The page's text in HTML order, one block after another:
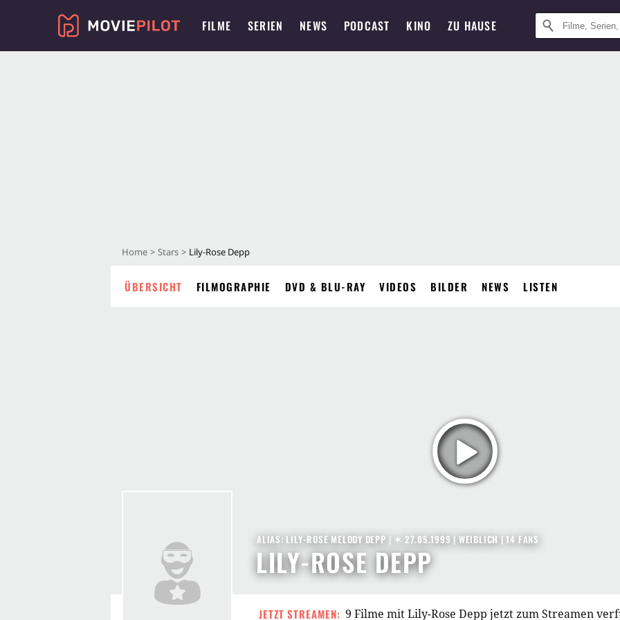
FILME SERIEN NEWS PODCAST KINO ZU HAUSE
Home Stars Lily-Rose Depp
ÜBERSICHT FILMOGRAPHIE DVD & BLU-RAY VIDEOS BILDER NEWS LISTEN
LILY-ROSE DEPP
ALIAS: LILY-ROSE MELODY DEPP | ✶ 27.05.1999 | WEIBLICH | 14 FANS
JETZT STREAMEN: 9 Filme mit Lily-Rose Depp jetzt zum Streamen